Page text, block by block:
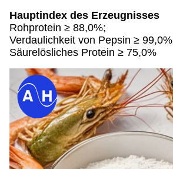
Hauptindex des Erzeugnisses
Rohprotein ≥ 88,0%;
Verdaulichkeit von Pepsin ≥ 99,0%
Säurelösliches Protein ≥ 75,0%